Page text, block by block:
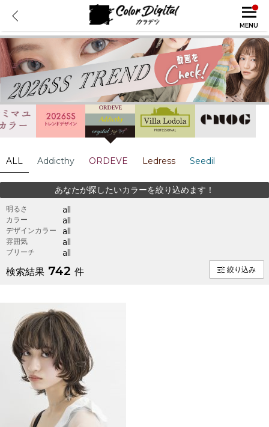
MENU
ALL Addicthy ORDEVE Ledress Seedil
あなたが探したいカラーを絞り込めます！
明るさ all
カラー all
デザインカラー all
雰囲気 all
ブリーチ all
検索結果 742 件 絞り込み